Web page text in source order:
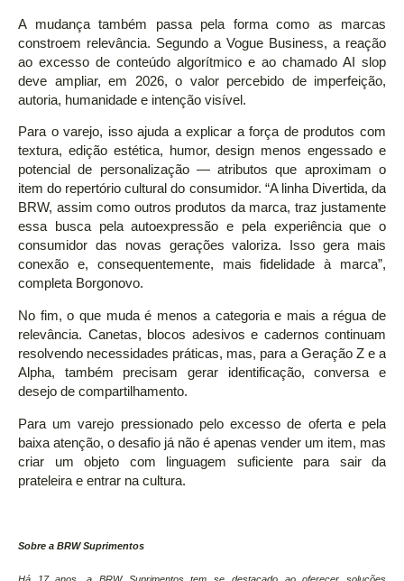
A mudança também passa pela forma como as marcas
constroem relevância. Segundo a Vogue Business, a reação
ao excesso de conteúdo algorítmico e ao chamado AI slop
deve ampliar, em 2026, o valor percebido de imperfeição,
autoria, humanidade e intenção visível.
Para o varejo, isso ajuda a explicar a força de produtos com
textura, edição estética, humor, design menos engessado e
potencial de personalização — atributos que aproximam o
item do repertório cultural do consumidor. “A linha Divertida, da
BRW, assim como outros produtos da marca, traz justamente
essa busca pela autoexpressão e pela experiência que o
consumidor das novas gerações valoriza. Isso gera mais
conexão e, consequentemente, mais fidelidade à marca”,
completa Borgonovo.
No fim, o que muda é menos a categoria e mais a régua de
relevância. Canetas, blocos adesivos e cadernos continuam
resolvendo necessidades práticas, mas, para a Geração Z e a
Alpha, também precisam gerar identificação, conversa e
desejo de compartilhamento.
Para um varejo pressionado pelo excesso de oferta e pela
baixa atenção, o desafio já não é apenas vender um item, mas
criar um objeto com linguagem suficiente para sair da
prateleira e entrar na cultura.
Sobre a BRW Suprimentos
Há 17 anos, a BRW Suprimentos tem se destacado ao oferecer soluções